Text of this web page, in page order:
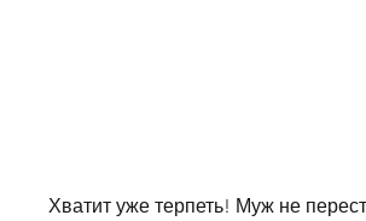
Хватит уже терпеть! Муж не